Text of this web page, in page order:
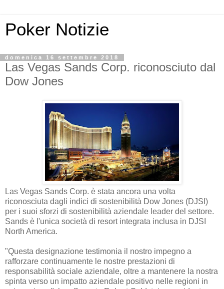
Poker Notizie
domenica 16 settembre 2018
Las Vegas Sands Corp. riconosciuto dal
Dow Jones
Las Vegas Sands Corp. è stata ancora una volta
riconosciuta dagli indici di sostenibilità Dow Jones (DJSI)
per i suoi sforzi di sostenibilità aziendale leader del settore.
Sands è l'unica società di resort integrata inclusa in DJSI
North America.
"Questa designazione testimonia il nostro impegno a
rafforzare continuamente le nostre prestazioni di
responsabilità sociale aziendale, oltre a mantenere la nostra
spinta verso un impatto aziendale positivo nelle regioni in